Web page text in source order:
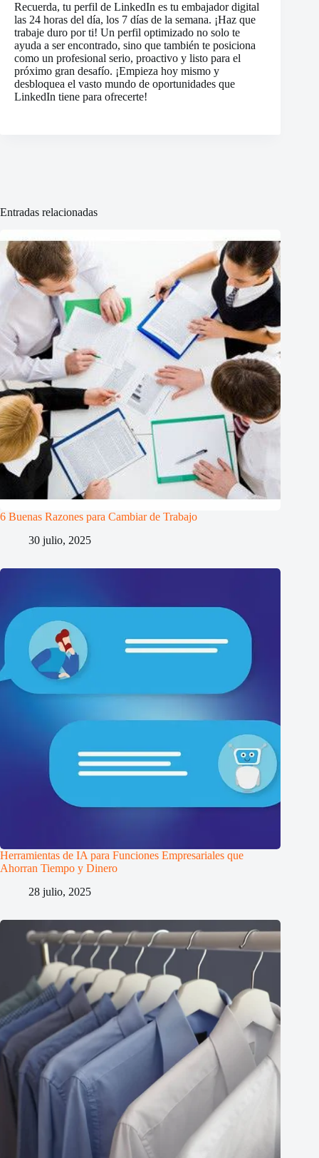
Recuerda, tu perfil de LinkedIn es tu embajador digital
las 24 horas del día, los 7 días de la semana. ¡Haz que
trabaje duro por ti! Un perfil optimizado no solo te
ayuda a ser encontrado, sino que también te posiciona
como un profesional serio, proactivo y listo para el
próximo gran desafío. ¡Empieza hoy mismo y
desbloquea el vasto mundo de oportunidades que
LinkedIn tiene para ofrecerte!
Entradas relacionadas
6 Buenas Razones para Cambiar de Trabajo
30 julio, 2025
Herramientas de IA para Funciones Empresariales que
Ahorran Tiempo y Dinero
28 julio, 2025